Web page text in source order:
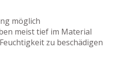
möglich
meist tief im Material
zu beschädigen